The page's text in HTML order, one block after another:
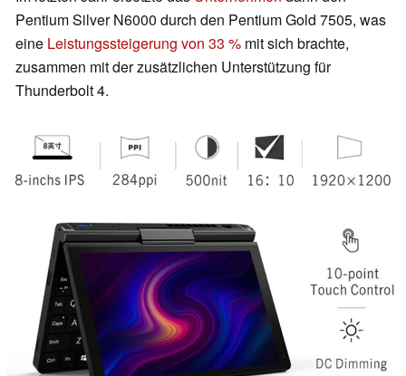
Pentium Silver N6000 durch den Pentium Gold 7505, was
eine Leistungssteigerung von 33 % mit sich brachte,
zusammen mit der zusätzlichen Unterstützung für
Thunderbolt 4.